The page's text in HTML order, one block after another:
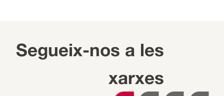
Segueix-nos a les
xarxes